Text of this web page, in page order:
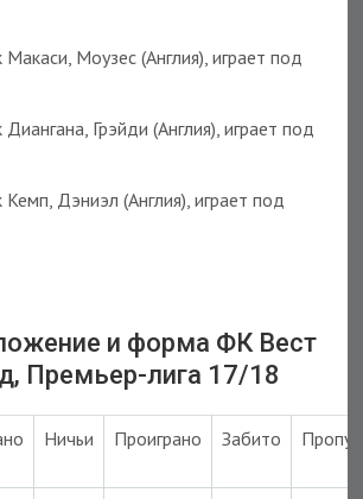
Моузес (Англия), играет под
Грэйди (Англия), играет под
Дэниэл (Англия), играет под
и форма ФК Вест
Премьер-лига 17/18
Ничьи Проиграно Забито